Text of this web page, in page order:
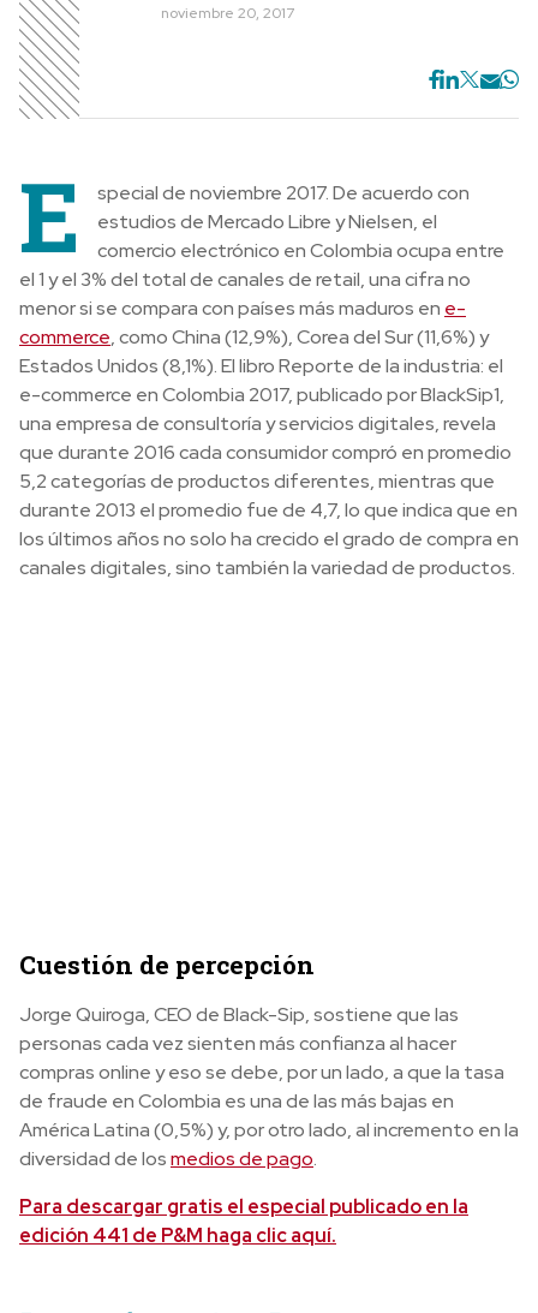
noviembre 20, 2017
E
special de noviembre 2017. De acuerdo con
estudios de Mercado Libre y Nielsen, el
comercio electrónico en Colombia ocupa entre
el 1 y el 3% del total de canales de retail, una cifra no
menor si se compara con países más maduros en e-
commerce, como China (12,9%), Corea del Sur (11,6%) y
Estados Unidos (8,1%). El libro Reporte de la industria: el
e-commerce en Colombia 2017, publicado por BlackSip1,
una empresa de consultoría y servicios digitales, revela
que durante 2016 cada consumidor compró en promedio
5,2 categorías de productos diferentes, mientras que
durante 2013 el promedio fue de 4,7, lo que indica que en
los últimos años no solo ha crecido el grado de compra en
canales digitales, sino también la variedad de productos.
Cuestión de percepción
Jorge Quiroga, CEO de Black-Sip, sostiene que las
personas cada vez sienten más confianza al hacer
compras online y eso se debe, por un lado, a que la tasa
de fraude en Colombia es una de las más bajas en
América Latina (0,5%) y, por otro lado, al incremento en la
diversidad de losmedios de pago.
Para descargar gratis el especial publicado en la
edición 441 de P&M haga clic aquí.